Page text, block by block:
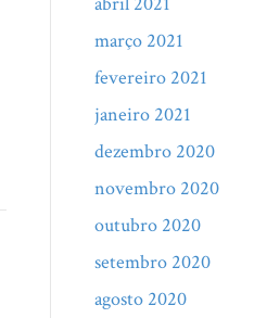
março 2021
fevereiro 2021
janeiro 2021
dezembro 2020
novembro 2020
outubro 2020
setembro 2020
agosto 2020